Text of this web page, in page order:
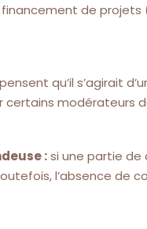
de projets
qu’il s’agirait
modérateurs
:si une partie de
l’absence de